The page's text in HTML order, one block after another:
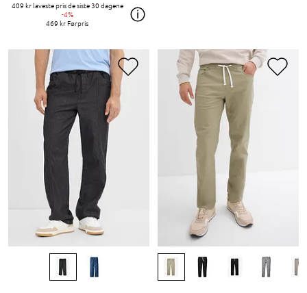
409 krlaveste pris de siste 30 dagene
-4%
469 krFørpris